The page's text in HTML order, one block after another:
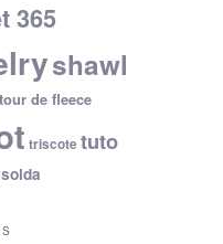
365
shawl
tour de fleece
triscote tuto